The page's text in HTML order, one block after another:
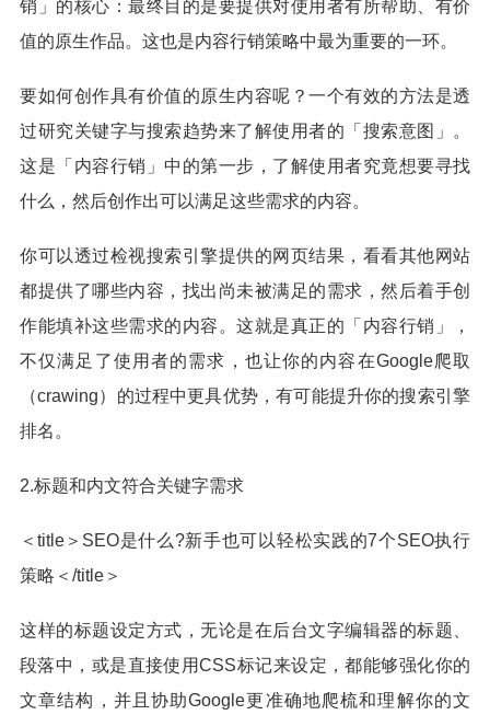
销」的核心：最终目的是要提供对使用者有所帮助、有价
值的原生作品。这也是内容行销策略中最为重要的一环。
要如何创作具有价值的原生内容呢？一个有效的方法是透
过研究关键字与搜索趋势来了解使用者的「搜索意图」。
这是「内容行销」中的第一步，了解使用者究竟想要寻找
什么，然后创作出可以满足这些需求的内容。
你可以透过检视搜索引擎提供的网页结果，看看其他网站
都提供了哪些内容，找出尚未被满足的需求，然后着手创
作能填补这些需求的内容。这就是真正的「内容行销」，
不仅满足了使用者的需求，也让你的内容在Google爬取
（crawing）的过程中更具优势，有可能提升你的搜索引擎
排名。
2.标题和内文符合关键字需求
＜title＞SEO是什么?新手也可以轻松实践的7个SEO执行
策略＜/title＞
这样的标题设定方式，无论是在后台文字编辑器的标题、
段落中，或是直接使用CSS标记来设定，都能够强化你的
文章结构，并且协助Google更准确地爬梳和理解你的文